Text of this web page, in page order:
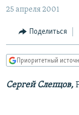
навигации
Вернутся
поиску
КУЛЬТУРА
IDEL.РЕАЛИИ
СЕВЕР.РЕАЛИИ
СИБИРЬ.РЕАЛИИ
25 апреля 2001
Поделиться
Приоритетный
Сергей Слепцов,